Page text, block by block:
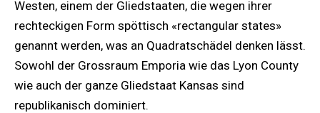
Westen, einem der Gliedstaaten, die wegen ihrer
rechteckigen Form spöttisch «rectangular states»
genannt werden, was an Quadratschädel denken lässt.
Sowohl der Grossraum Emporia wie das Lyon County
wie auch der ganze Gliedstaat Kansas sind
republikanisch dominiert.